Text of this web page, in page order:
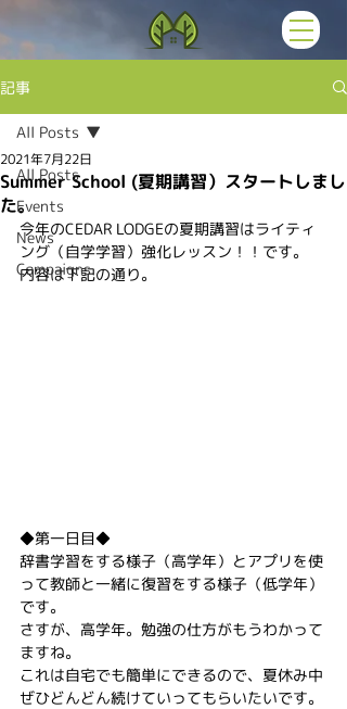
記事
All Posts
Events
News
Campaigns
All Posts
Summer School (夏期講習）スタートしまし
た。
2021年7月22日
今年のCEDAR LODGEの夏期講習はライティ
ング（自学学習）強化レッスン！！です。
内容は下記の通り。
◆第一日目◆
辞書学習をする様子（高学年）とアプリを使
って教師と一緒に復習をする様子（低学年）
です。
さすが、高学年。勉強の仕方がもうわかって
ますね。
これは自宅でも簡単にできるので、夏休み中
ぜひどんどん続けていってもらいたいです。